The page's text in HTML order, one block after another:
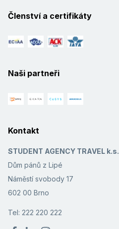
Členství a certifikáty
Naši partneři
Kontakt
STUDENT AGENCY TRAVEL k.s.
Dům pánů z Lipé
Náměstí svobody 17
602 00 Brno
Tel: 222 220 222